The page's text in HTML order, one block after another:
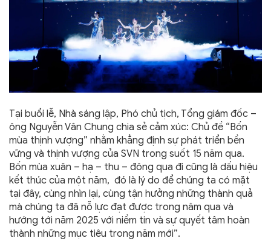
Tại buổi lễ, Nhà sáng lập, Phó chủ tịch, Tổng giám đốc –
ông Nguyễn Văn Chung chia sẻ cảm xúc: Chủ đề “Bốn
mùa thịnh vượng” nhằm khẳng định sự phát triển bền
vững và thịnh vượng của SVN trong suốt 15 năm qua.
Bốn mùa xuân – hạ – thu – đông qua đi cũng là dấu hiệu
kết thúc của một năm, đó là lý do để chúng ta có mặt
tại đây, cùng nhìn lại, cùng tận hưởng những thành quả
mà chúng ta đã nỗ lực đạt được trong năm qua và
hướng tới năm 2025 với niềm tin và sự quyết tâm hoàn
thành những mục tiêu trong năm mới”.